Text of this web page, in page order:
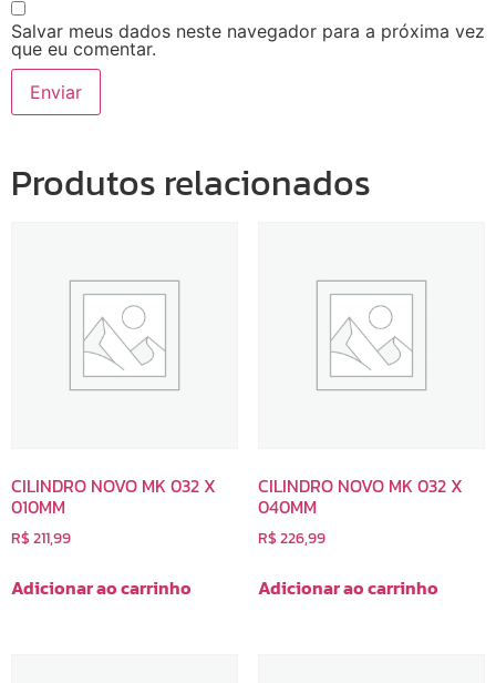
Salvar meus dados neste navegador para a próxima vez
que eu comentar.
Produtos relacionados
CILINDRO NOVO MK 032 X
010MM
R$211,99
Adicionar ao carrinho
CILINDRO NOVO MK 032 X
040MM
R$226,99
Adicionar ao carrinho